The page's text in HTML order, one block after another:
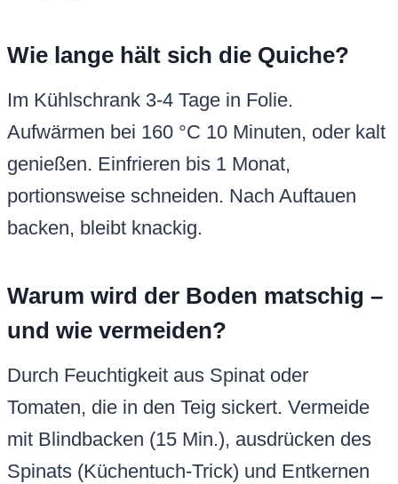
Wie lange hält sich die Quiche?
Im Kühlschrank 3-4 Tage in Folie.
Aufwärmen bei 160 °C 10 Minuten, oder kalt
genießen. Einfrieren bis 1 Monat,
portionsweise schneiden. Nach Auftauen
backen, bleibt knackig.
Warum wird der Boden matschig –
und wie vermeiden?
Durch Feuchtigkeit aus Spinat oder
Tomaten, die in den Teig sickert. Vermeide
mit Blindbacken (15 Min.), ausdrücken des
Spinats (Küchentuch-Trick) und Entkernen